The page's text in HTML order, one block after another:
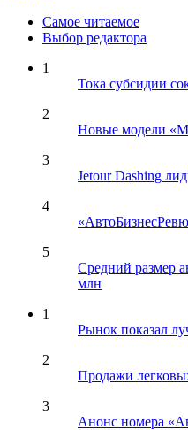
Самое читаемое
Выбор редактора
1
Тока субсидии
2
Новые модели
3
Jetour Dashing
4
5
Средний размер
млн
1
Рынок показал
2
Продажи
3
Анонс номера